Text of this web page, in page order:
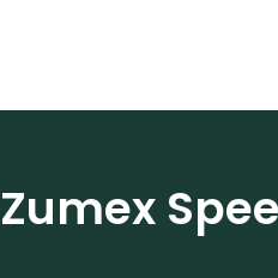
Zumex